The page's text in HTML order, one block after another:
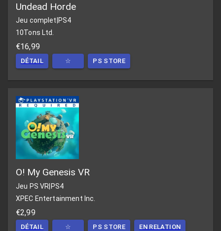
Undead Horde
Jeu complet PS4
10Tons Ltd.
€16,99
DÉTAIL ☆ PS STORE
O! My Genesis VR
Jeu PS VR PS4
XPEC Entertainment Inc.
€2,99
DÉTAIL ☆ PS STORE EN RELATION